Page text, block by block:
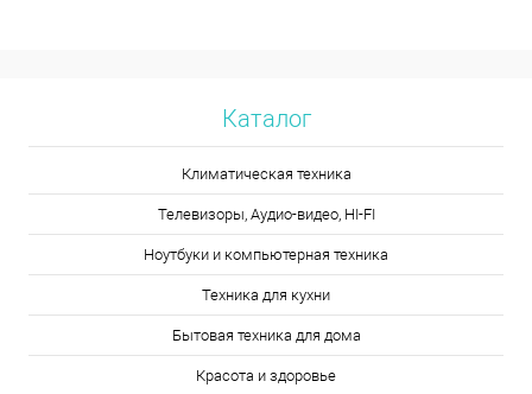
Каталог
Климатическая техника
Телевизоры, Аудио-видео, HI-FI
Ноутбуки и компьютерная техника
Техника для кухни
Бытовая техника для дома
Красота и здоровье